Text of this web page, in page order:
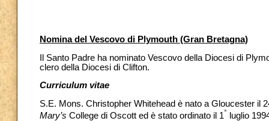
Nomina del Vescovo di Plymouth (Gran Bretagna)
Il Santo Padre ha nominato Vescovo della Diocesi di
clero della Diocesi di Clifton.
Curriculum vitae
S.E. Mons. Christopher Whitehead è nato a Gloucester il
Mary’s College di Oscott ed è stato ordinato il 1°
luglio